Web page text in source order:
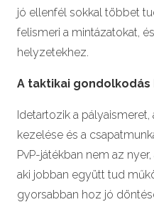
jó ellenfél sokkal többet
felismeri a mintázatokat,
helyzetekhez.
A taktikai
Idetartozik a
kezelése és a
PvP-játékban nem az
aki jobban együtt tud
gyorsabban hoz jó